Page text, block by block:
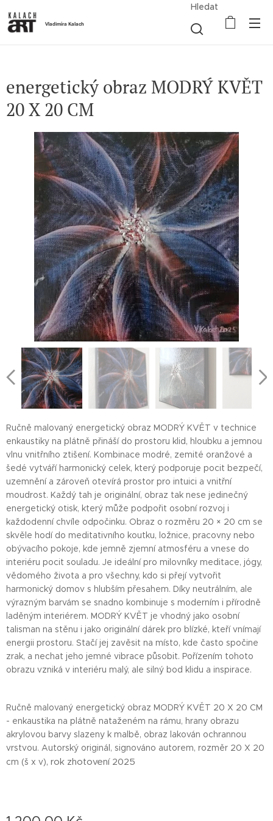
Vladimíra Kalach
Hledat
energetický obraz MODRÝ KVĚT
20 X 20 CM
Ručně malovaný energetický obraz MODRÝ KVĚT v technice
enkaustiky na plátně přináší do prostoru klid, hloubku a jemnou
vlnu vnitřního ztišení. Kombinace modré, zemité oranžové a
šedé vytváří harmonický celek, který podporuje pocit bezpečí,
uzemnění a zároveň otevírá prostor pro intuici a vnitřní
moudrost. Každý tah je originální, obraz tak nese jedinečný
energetický otisk, který může podpořit osobní rozvoj i
každodenní chvíle odpočinku. Obraz o rozměru 20 × 20 cm se
skvěle hodí do meditativního koutku, ložnice, pracovny nebo
obývacího pokoje, kde jemně zjemní atmosféru a vnese do
interiéru pocit souladu. Je ideální pro milovníky meditace, jógy,
vědomého života a pro všechny, kdo si přejí vytvořit
harmonický domov s hlubším přesahem. Díky neutrálním, ale
výrazným barvám se snadno kombinuje s moderním i přírodně
laděným interiérem. MODRÝ KVĚT je vhodný jako osobní
talisman na stěnu i jako originální dárek pro blízké, kteří vnímají
energii prostoru. Stačí jej zavěsit na místo, kde často spočine
zrak, a nechat jeho jemné vibrace působit. Pořízením tohoto
obrazu vzniká v interiéru malý, ale silný bod klidu a inspirace.
Ručně malovaný energetický obraz MODRÝ KVĚT 20 X 20 CM
- enkaustika na plátně nataženém na rámu, hrany obrazu
akrylovou barvy slazeny k malbě, obraz lakován ochrannou
vrstvou. Autorský originál, signováno autorem, rozměr 20 X 20
cm (š x v), rok zhotovení 2025